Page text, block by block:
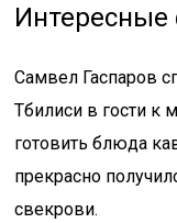
Интересные
Самвел Гаспаров
Тбилиси в гости к
готовить блюда
прекрасно
свекрови.